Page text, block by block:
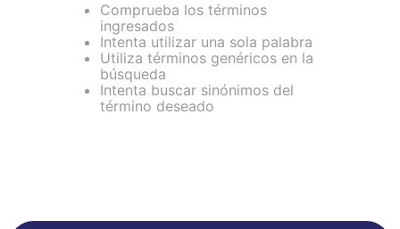
Comprueba los términos
ingresados
Intenta utilizar una sola palabra
Utiliza términos genéricos en la
búsqueda
Intenta buscar sinónimos del
término deseado